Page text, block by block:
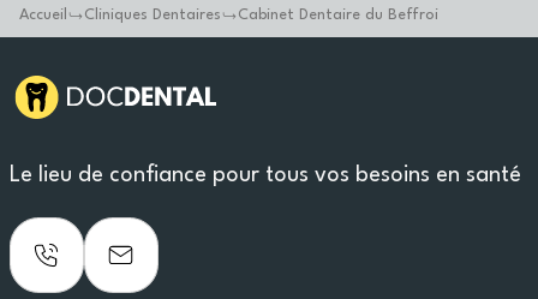
Accueil Cliniques Dentaires Cabinet Dentaire du Beffroi
Le lieu de confiance pour tous vos besoins en santé